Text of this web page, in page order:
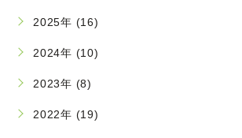
2025年 (16)
2024年 (10)
2023年 (8)
2022年 (19)